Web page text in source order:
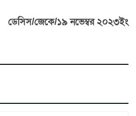
ডেসিস/জেকে/১৯ নভেম্বর ২০২৩ইং